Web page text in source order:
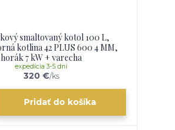
smaltovaný kotol 100 L,
kotlina 42 PLUS 600 4 MM,
horák 7 kW + varecha
320 €/ks
expedícia 3-5 dní
Pridať do košíka